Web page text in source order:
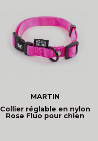
MARTIN
Collier réglable en nylon
Rose Fluo pour chien